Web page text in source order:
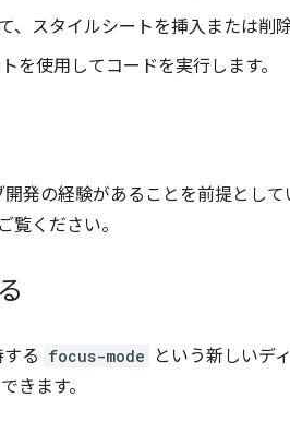
、スタイルシートを挿入または削除
を使用してコードを実行します。
発の経験があることを前提とし
覧ください。
る focus-mode
という新しいデ
きます。